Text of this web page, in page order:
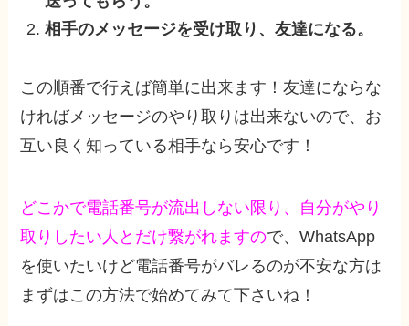
相手のメッセージを受け取り、友達になる。
この順番で行えば簡単に出来ます！友達にならな
ければメッセージのやり取りは出来ないので、お
互い良く知っている相手なら安心です！
どこかで電話番号が流出しない限り、自分がやり
取りしたい人とだけ繋がれますので、WhatsApp
を使いたいけど電話番号がバレるのが不安な方は
まずはこの方法で始めてみて下さいね！